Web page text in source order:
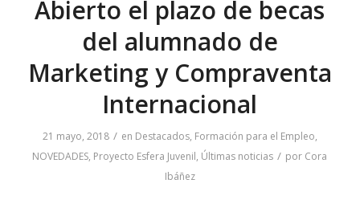
Abierto el plazo de becas
del alumnado de
Marketing y Compraventa
Internacional
21 mayo, 2018 / en Destacados, Formación para el Empleo,
NOVEDADES, Proyecto Esfera Juvenil, Últimas noticias / por Cora
Ibáñez